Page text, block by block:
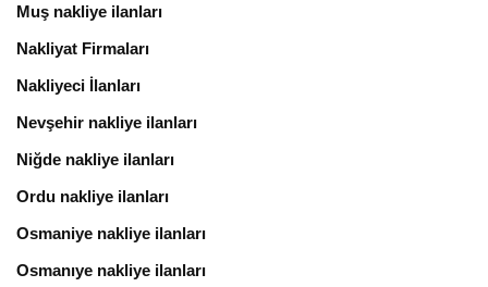
Muş nakliye ilanları
Nakliyat Firmaları
Nakliyeci İlanları
Nevşehir nakliye ilanları
Niğde nakliye ilanları
Ordu nakliye ilanları
Osmaniye nakliye ilanları
Osmanıye nakliye ilanları